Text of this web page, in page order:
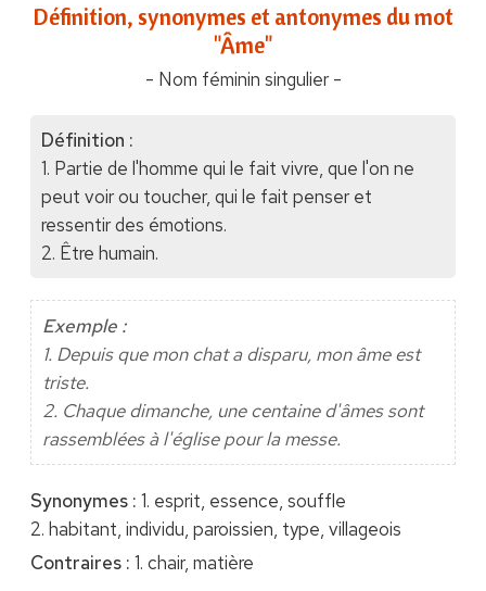
Définition, synonymes et antonymes du mot
"Âme"
- Nom féminin singulier -
Définition :
1. Partie de l'homme qui le fait vivre, que l'on ne
peut voir ou toucher, qui le fait penser et
ressentir des émotions.
2. Être humain.
Exemple :
1. Depuis que mon chat a disparu, mon âme est
triste.
2. Chaque dimanche, une centaine d'âmes sont
rassemblées à l'église pour la messe.
Synonymes : 1. esprit, essence, souffle
2. habitant, individu, paroissien, type, villageois
Contraires : 1. chair, matière